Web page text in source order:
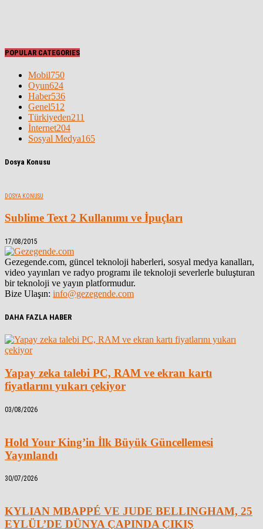
POPULAR CATEGORIES
Mobil750
Oyun624
Haber536
Genel512
Türkiyeden211
İnternet204
Sosyal Medya165
Dosya Konusu
DOSYA KONUSU
Sublime Text 2 Kullanımı ve İpuçları
17/08/2015
Gezegende.com, güncel teknoloji haberleri, sosyal medya kanalları,
video yayınları ve radyo programı ile teknoloji severlerle buluşturan
bir teknoloji ve yayın platformudur.
Bize Ulaşın: info@gezegende.com
DAHA FAZLA HABER
Yapay zeka talebi PC, RAM ve ekran kartı
fiyatlarını yukarı çekiyor
03/08/2026
Hold Your King’in İlk Büyük Güncellemesi
Yayınlandı
30/07/2026
KYLIAN MBAPPÉ VE JUDE BELLINGHAM, 25
EYLÜL’DE DÜNYA ÇAPINDA ÇIKIŞ